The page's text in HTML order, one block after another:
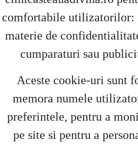
comfortabile utilizatorilor:
materie de
cumparaturi sau
Aceste cookie-uri sunt
memora numele
preferintele, pentru a
pe site si pentru a